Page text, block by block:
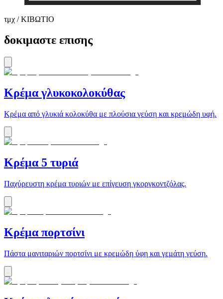
τμχ / ΚΙΒΩΤΙΟ
δοκιμαστε επισης
Κρέμα γλυκοκολοκύθας
Κρέμα από γλυκιά κολοκύθα με πλούσια γεύση και κρεμώδη υφή.
Κρέμα 5 τυριά
Παχύρευστη κρέμα τυριών με επίγευση γκοργκοντζόλας.
Κρέμα πορτσίνι
Πάστα μανιταριών πορτσίνι με κρεμώδη ύφη και γεμάτη γεύση.